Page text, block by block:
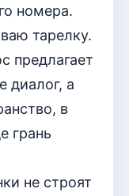
номера.
тарелку.
предлагает
диалог, а
в
грань
не строят